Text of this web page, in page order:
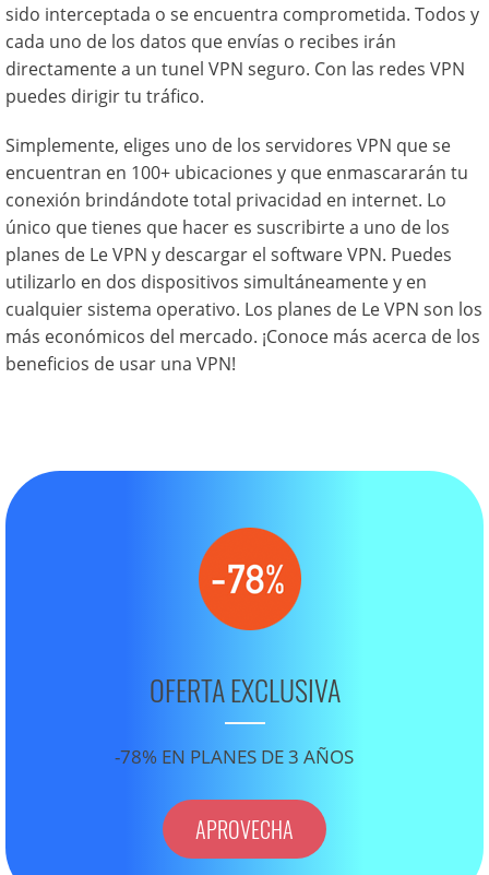
sido interceptada o se encuentra comprometida. Todos y
cada uno de los datos que envías o recibes irán
directamente a un tunel VPN seguro. Con las redes VPN
puedes dirigir tu tráfico.
Simplemente, eliges uno de los servidores VPN que se
encuentran en 100+ ubicaciones y que enmascararán tu
conexión brindándote total privacidad en internet. Lo
único que tienes que hacer es suscribirte a uno de los
planes de Le VPN y descargar el software VPN. Puedes
utilizarlo en dos dispositivos simultáneamente y en
cualquier sistema operativo. Los planes de Le VPN son los
más económicos del mercado. ¡Conoce más acerca de los
beneficios de usar una VPN!
OFERTA EXCLUSIVA
-78% EN PLANES DE 3 AÑOS
APROVECHA